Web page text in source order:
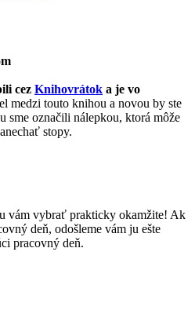
cez Knihovrátok a je vo
medzi touto knihou a novou by ste
sme označili nálepkou, ktorá môže
stopy.
vám vybrať prakticky okamžite! Ak
deň, odošleme vám ju ešte
pracovný deň.